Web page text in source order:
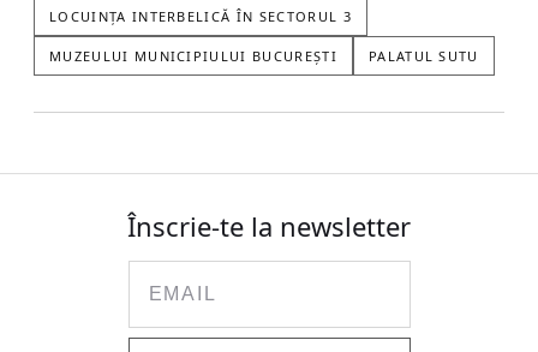
LOCUINȚA INTERBELICĂ ÎN SECTORUL 3
MUZEULUI MUNICIPIULUI BUCUREȘTI PALATUL SUTU
Înscrie-te la newsletter